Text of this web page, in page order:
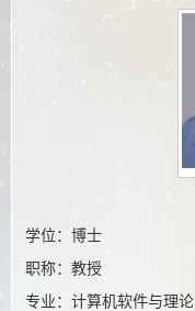
学位：博士
职称：教授
专业：计算机软件与理论